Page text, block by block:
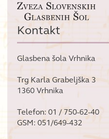
Kontakt
Glasbena šola Vrhnika
Trg Karla Grabeljška 3
1360 Vrhnika
Telefon: 01 / 750-62-40
GSM: 051/649-432